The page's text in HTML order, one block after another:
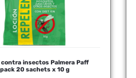
insectos Palmera Paff
20 sachets x 10 g